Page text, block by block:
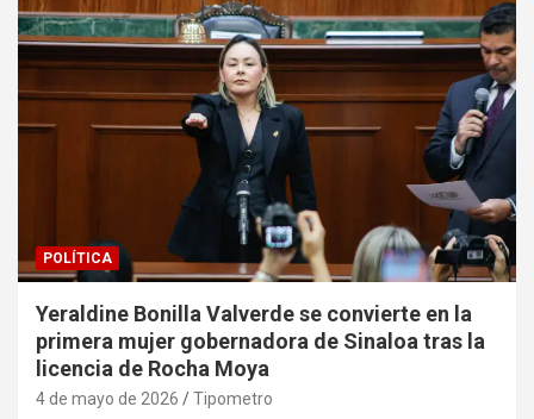
POLÍTICA
Yeraldine Bonilla Valverde se convierte en la
primera mujer gobernadora de Sinaloa tras la
licencia de Rocha Moya
4 de mayo de 2026 Tipometro